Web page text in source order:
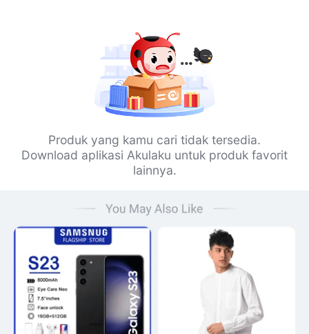
Produk yang kamu cari tidak tersedia.
Download aplikasi Akulaku untuk produk favorit
lainnya.